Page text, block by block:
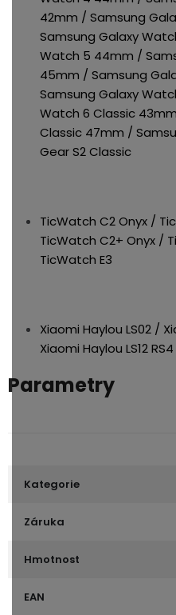
42mm / Samsung
Samsung Galaxy
Watch 5 44mm /
45mm / Samsung
Samsung Galaxy
Watch 6 Classic
Classic 47mm /
Gear S2 Classic
TicWatch C2 Onyx /
TicWatch C2+ Onyx /
TicWatch E3
Xiaomi Haylou LS02 /
Xiaomi Haylou LS12 RS4
Parametry
Kategorie
Záruka
Hmotnost
EAN